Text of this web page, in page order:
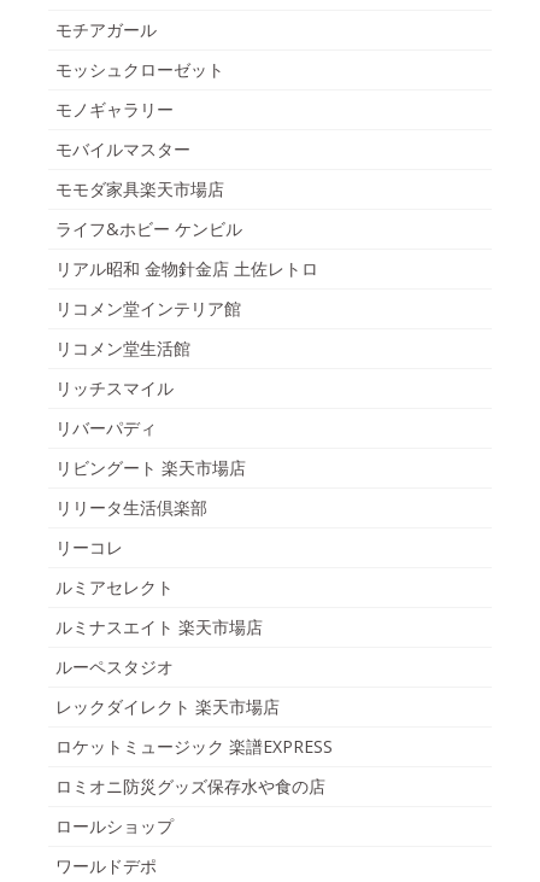
モチアガール
モッシュクローゼット
モノギャラリー
モバイルマスター
モモダ家具楽天市場店
ライフ&ホビー ケンビル
リアル昭和 金物針金店 土佐レトロ
リコメン堂インテリア館
リコメン堂生活館
リッチスマイル
リバーパディ
リビングート 楽天市場店
リリータ生活倶楽部
リーコレ
ルミアセレクト
ルミナスエイト 楽天市場店
ルーペスタジオ
レックダイレクト 楽天市場店
ロケットミュージック 楽譜EXPRESS
ロミオニ防災グッズ保存水や食の店
ロールショップ
ワールドデポ